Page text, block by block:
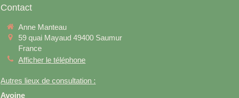
Contact
Anne Manteau
59 quai Mayaud 49400 Saumur
France
Afficher le téléphone
Autres lieux de consultation :
Avoine